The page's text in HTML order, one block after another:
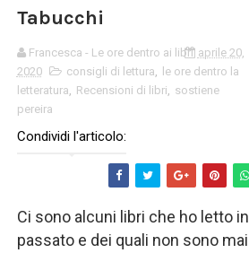
Tabucchi
Francesca - Le ore dentro ai libri aprile 20,
2020
consigli di lettura,
le ore dentro la
letteratura, Recensioni di libri, sostiene
pereira
Condividi l'articolo:
Ci sono alcuni libri che ho letto in
passato e dei quali non sono mai